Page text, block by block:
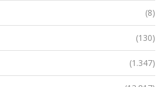
(8)
(130)
(1.347)